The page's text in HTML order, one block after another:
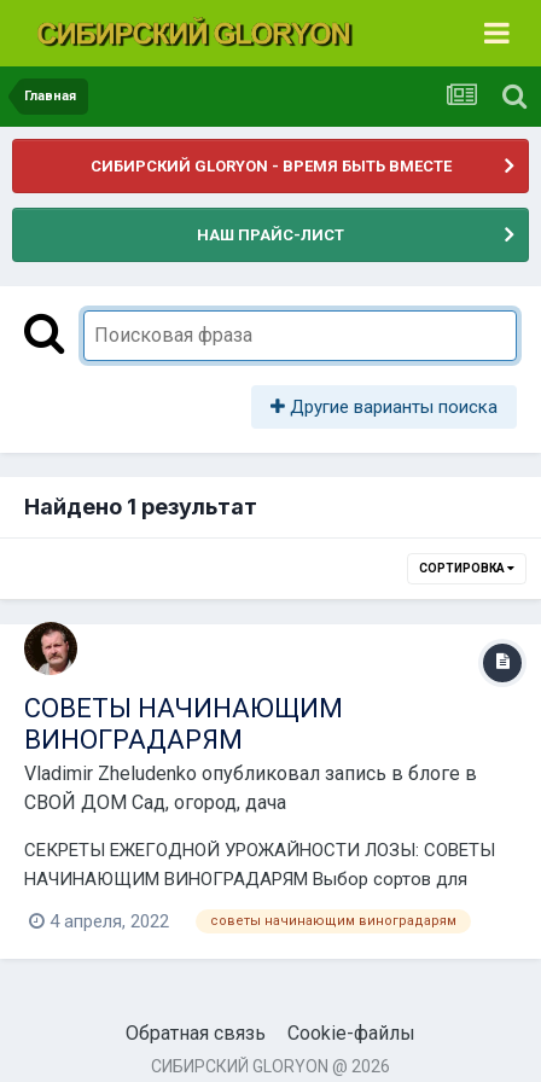
Главная
СИБИРСКИЙ GLORYON - ВРЕМЯ БЫТЬ ВМЕСТЕ
НАШ ПРАЙС-ЛИСТ
Другие варианты поиска
Найдено 1 результат
СОРТИРОВКА
СОВЕТЫ НАЧИНАЮЩИМ
ВИНОГРАДАРЯМ
Vladimir Zheludenko опубликовал запись в блоге в
СВОЙ ДОМ Сад, огород, дача
СЕКРЕТЫ ЕЖЕГОДНОЙ УРОЖАЙНОСТИ ЛОЗЫ: СОВЕТЫ
НАЧИНАЮЩИМ ВИНОГРАДАРЯМ Выбор сортов для
посадки – главная задача по важности. Я сам вначале
впопыхах посадил те, которые считал лучшими. Кисти их
были крупными, фотографии – самые яркие, которые
4 апреля, 2022 советы начинающим виноградарям
Обратная связь Cookie-файлы
СИБИРСКИЙ GLORYON @ 2026